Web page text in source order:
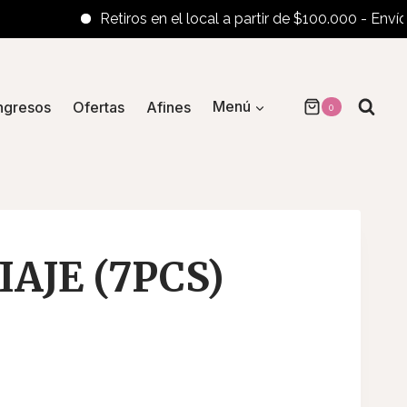
Retiros en el local a partir de $100.000 - Envíos al
Ofertas Afines Menú 0
(7PCS)